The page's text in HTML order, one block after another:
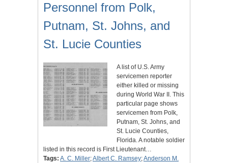
Personnel from Polk,
Putnam, St. Johns, and
St. Lucie Counties
A list of U.S. Army
servicemen reporter
either killed or missing
during World War II. This
particular page shows
servicemen from Polk,
Putnam, St. Johns, and
St. Lucie Counties,
Florida. A notable soldier
listed in this record is First Lieutenant…
Tags: A. C. Miller;Albert C. Ramsey;Anderson M.